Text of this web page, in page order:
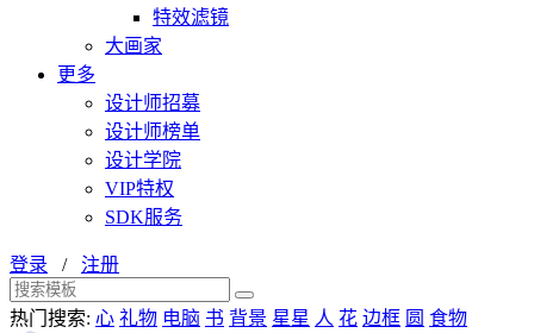
特效滤镜
大画家
更多
设计师招募
设计师榜单
设计学院
VIP特权
SDK服务
登录 / 注册
热门搜索: 心 礼物 电脑 书 背景 星星 人 花 边框 圆 食物